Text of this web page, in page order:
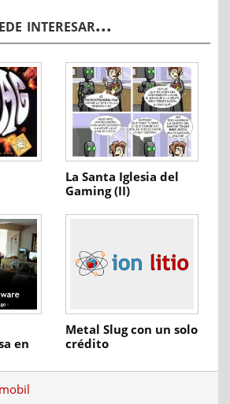
interesar...
La Santa Iglesia del
Gaming (II)
en
Metal Slug con un solo
crédito